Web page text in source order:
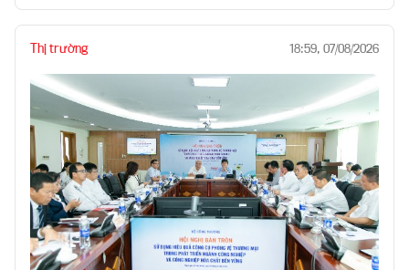
Thị trường 18:59, 07/08/2026